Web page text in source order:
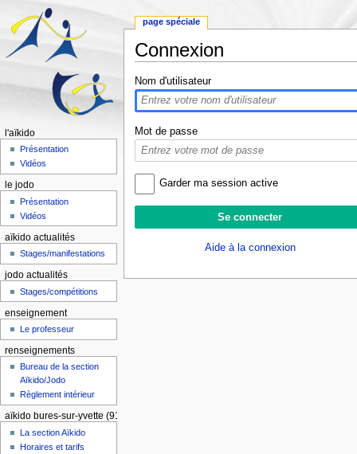
Connexion
Nom d'utilisateur
Mot de passe
Garder ma session active
Aide à la connexion
page spéciale
l'aïkido
Présentation
Vidéos
le jodo
Présentation
Vidéos
aïkido actualités
Stages/manifestations
jodo actualités
Stages/compétitions
enseignement
Le professeur
renseignements
Bureau de la section
Aïkido/Jodo
Règlement intérieur
aïkido bures-sur-yvette (91)
La section Aïkido
Horaires et tarifs